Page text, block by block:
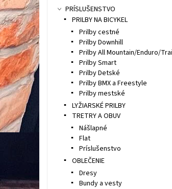
PRÍSLUŠENSTVO
PRILBY NA BICYKEL
Prilby cestné
Prilby Downhill
Prilby All Mountain/Enduro/
Prilby Smart
Prilby Detské
Prilby BMX a Freestyle
Prilby mestské
LYŽIARSKÉ PRILBY
TRETRY A OBUV
Nášlapné
Flat
Príslušenstvo
OBLEČENIE
Dresy
Bundy a vesty